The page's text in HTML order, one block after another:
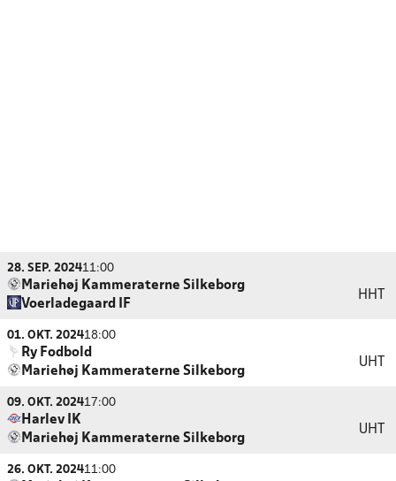
28. SEP. 202411:00
Mariehøj Kammeraterne Silkeborg
Voerladegaard IF
HHT
01. OKT. 202418:00
Ry Fodbold
Mariehøj Kammeraterne Silkeborg
UHT
09. OKT. 202417:00
Harlev IK
Mariehøj Kammeraterne Silkeborg
UHT
26. OKT. 202411:00